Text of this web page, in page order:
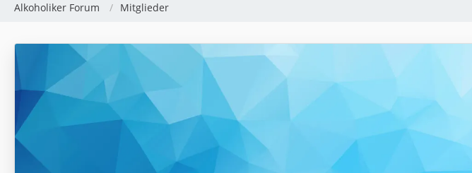
Alkoholiker Forum Mitglieder